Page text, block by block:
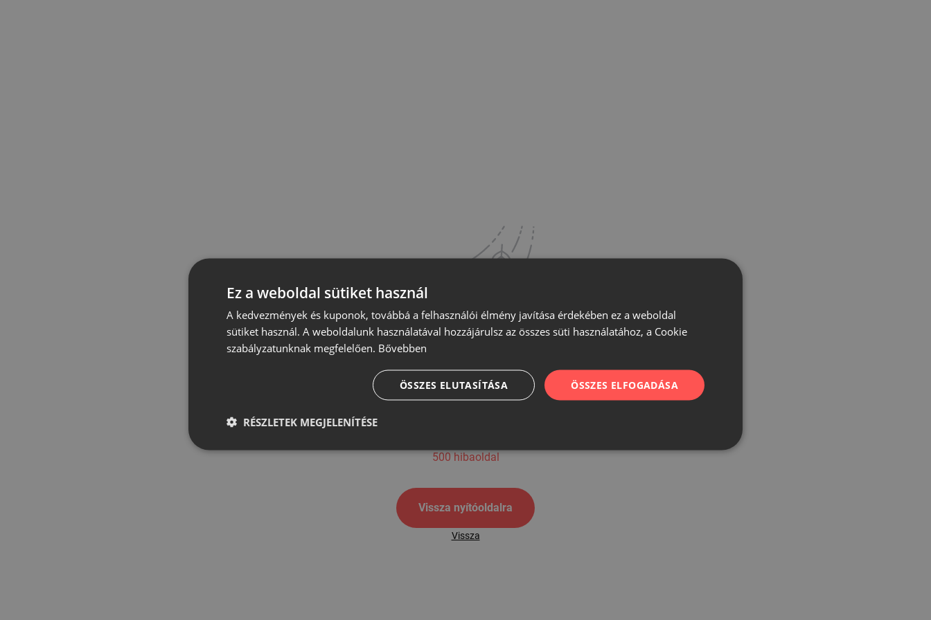
500
500 hibaoldal
Vissza nyítóoldalra
Vissza
Ez a weboldal sütiket használ
A kedvezmények és kuponok, továbbá a felhasználói élmény javítása érdekében ez a weboldal
sütiket használ. A weboldalunk használatával hozzájárulsz az összes süti használatához, a Cookie
szabályzatunknak megfelelően. Bővebben
ÖSSZES ELFOGADÁSA
ÖSSZES ELUTASÍTÁSA
RÉSZLETEK MEGJELENÍTÉSE